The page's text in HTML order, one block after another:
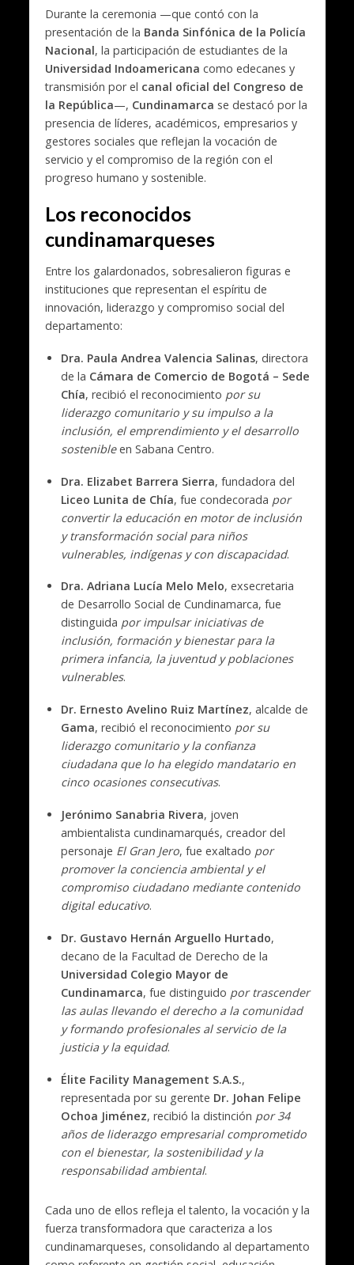
Durante la ceremonia —que contó con la
presentación de la Banda Sinfónica de la Policía
Nacional, la participación de estudiantes de la
Universidad Indoamericana como edecanes y
transmisión por el canal oficial del Congreso de
la República—, Cundinamarca se destacó por la
presencia de líderes, académicos, empresarios y
gestores sociales que reflejan la vocación de
servicio y el compromiso de la región con el
progreso humano y sostenible.
Los reconocidos
cundinamarqueses
Entre los galardonados, sobresalieron figuras e
instituciones que representan el espíritu de
innovación, liderazgo y compromiso social del
departamento:
Dra. Paula Andrea Valencia Salinas, directora
de la Cámara de Comercio de Bogotá – Sede
Chía, recibió el reconocimiento por su
liderazgo comunitario y su impulso a la
inclusión, el emprendimiento y el desarrollo
sostenibleen Sabana Centro.
Dra. Elizabet Barrera Sierra, fundadora del
Liceo Lunita de Chía, fue condecorada por
convertir la educación en motor de inclusión
y transformación social para niños
vulnerables, indígenas y con discapacidad.
Dra. Adriana Lucía Melo Melo, exsecretaria
de Desarrollo Social de Cundinamarca, fue
distinguida por impulsar iniciativas de
inclusión, formación y bienestar para la
primera infancia, la juventud y poblaciones
vulnerables.
Dr. Ernesto Avelino Ruiz Martínez, alcalde de
Gama, recibió el reconocimiento por su
liderazgo comunitario y la confianza
ciudadana que lo ha elegido mandatario en
cinco ocasiones consecutivas.
Jerónimo Sanabria Rivera, joven
ambientalista cundinamarqués, creador del
personaje El Gran Jero, fue exaltado por
promover la conciencia ambiental y el
compromiso ciudadano mediante contenido
digital educativo.
Dr. Gustavo Hernán Arguello Hurtado,
decano de la Facultad de Derecho de la
Universidad Colegio Mayor de
Cundinamarca, fue distinguido por trascender
las aulas llevando el derecho a la comunidad
y formando profesionales al servicio de la
justicia y la equidad.
Élite Facility Management S.A.S.,
representada por su gerente Dr. Johan Felipe
Ochoa Jiménez, recibió la distinción por 34
años de liderazgo empresarial comprometido
con el bienestar, la sostenibilidad y la
responsabilidad ambiental.
Cada uno de ellos refleja el talento, la vocación y la
fuerza transformadora que caracteriza a los
cundinamarqueses, consolidando al departamento